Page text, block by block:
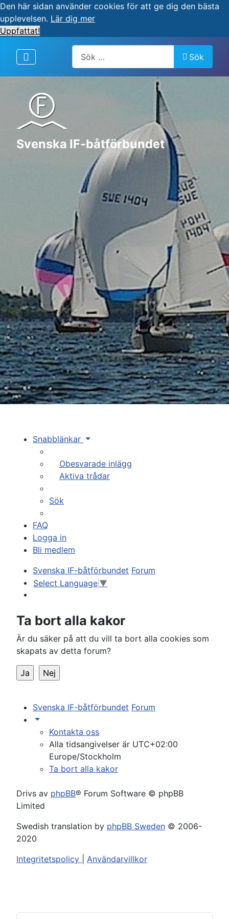
Den här sidan använder cookies för att ge dig den bästa
upplevelsen. Lär dig mer
Uppfattat!
Artiklar, forum, händelser, dokument
Sök
Svenska IF-båtförbundet
Snabblänkar
Obesvarade inlägg
Aktiva trådar
Sök
FAQ
Logga in
Bli medlem
Svenska IF-båtförbundet Forum
Select Language ▼
Ta bort alla kakor
Är du säker på att du vill ta bort alla cookies som
skapats av detta forum?
Svenska IF-båtförbundet Forum
Kontakta oss
Alla tidsangivelser är UTC+02:00
Europe/Stockholm
Ta bort alla kakor
Drivs av phpBB® Forum Software © phpBB
Limited
Swedish translation by phpBB Sweden © 2006-
2020
Integritetspolicy
Användarvillkor